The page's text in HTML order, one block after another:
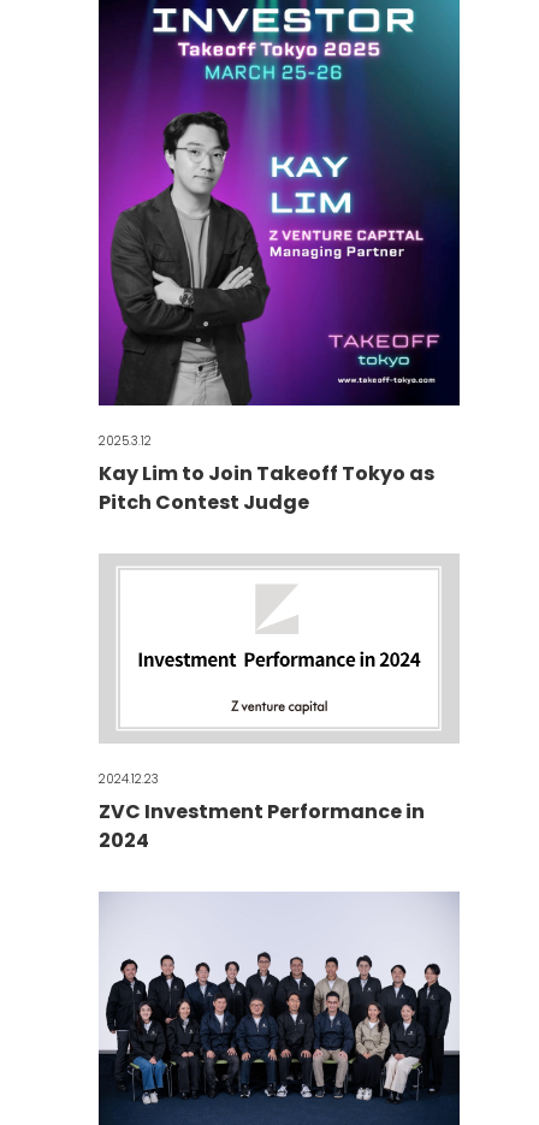
2025.3.12
Kay Lim to Join Takeoff Tokyo as
Pitch Contest Judge
2024.12.23
ZVC Investment Performance in
2024